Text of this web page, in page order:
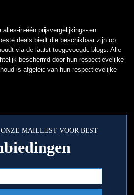
alles-in-één prijsvergelijkings- en
deals biedt die beschikbaar zijn op
via de laatst toegevoegde blogs. Alle
beschermd door hun respectievelijke
is afgeleid van hun respectievelijke
MAILLIJST VOOR BEST